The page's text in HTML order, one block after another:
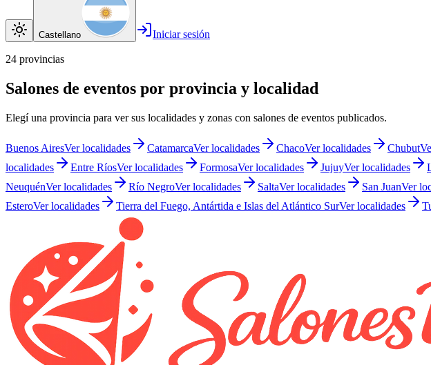
Castellano Iniciar sesión
24 provincias
Salones de eventos por provincia y localidad
Elegí una provincia para ver sus localidades y zonas con salones de eventos publicados.
Buenos AiresVer localidades CatamarcaVer localidades ChacoVer localidades Chubut
localidades
Entre RíosVer localidades FormosaVer localidades JujuyVer localidades
NeuquénVer localidades Río NegroVer localidades SaltaVer localidades San JuanVer
EsteroVer localidades Tierra del Fuego, Antártida e Islas del Atlántico SurVer localidades